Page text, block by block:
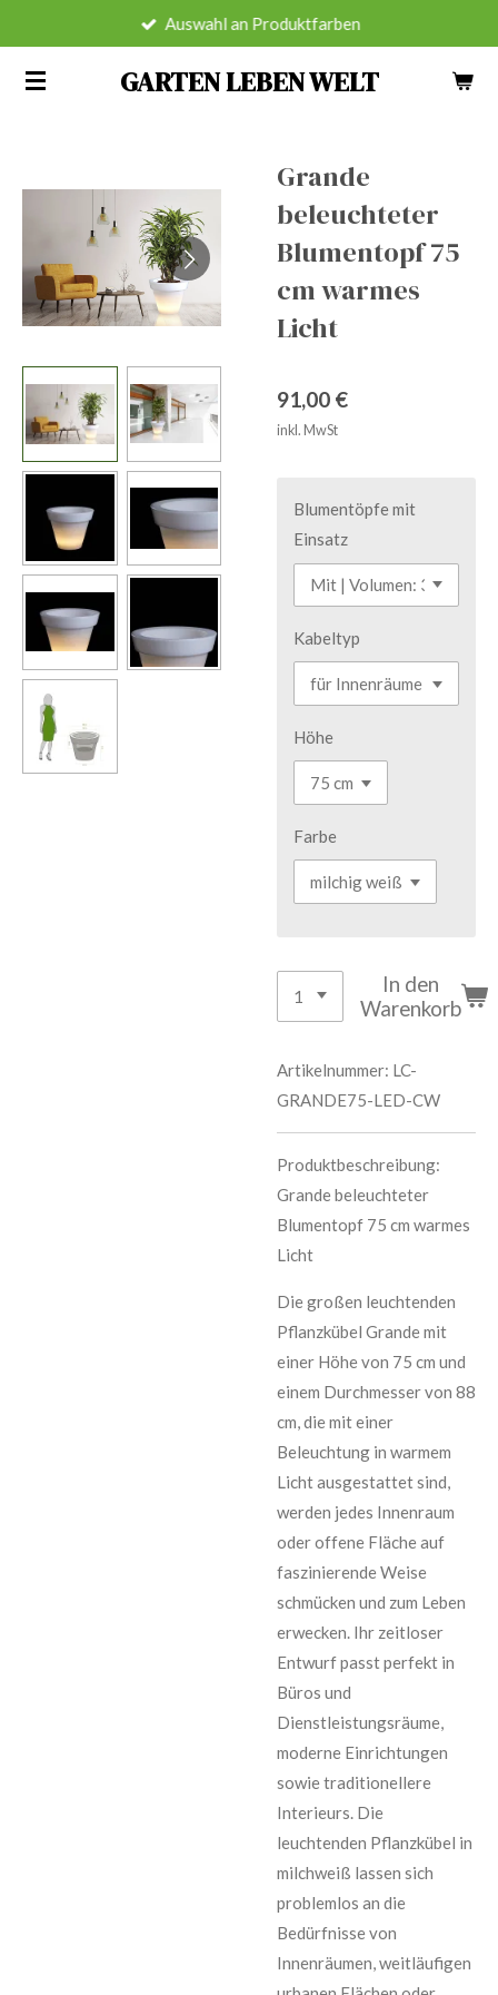
springen
GARTEN LEBEN WELT
Auswahl an Produktfarben
Grande
beleuchteter
Blumentopf 75
cm warmes
Licht
91,00 €
inkl. MwSt
Blumentöpfe mit
Einsatz
Kabeltyp
Höhe
Farbe
In den
Warenkorb
Artikelnummer: LC-
GRANDE75-LED-CW
Produktbeschreibung:
Grande beleuchteter
Blumentopf 75 cm warmes
Licht
Die großen leuchtenden
Pflanzkübel Grande mit
einer Höhe von 75 cm und
einem Durchmesser von 88
cm, die mit einer
Beleuchtung in warmem
Licht ausgestattet sind,
werden jedes Innenraum
oder offene Fläche auf
faszinierende Weise
schmücken und zum Leben
erwecken. Ihr zeitloser
Entwurf passt perfekt in
Büros und
Dienstleistungsräume,
moderne Einrichtungen
sowie traditionellere
Interieurs. Die
leuchtenden Pflanzkübel in
milchweiß lassen sich
problemlos an die
Bedürfnisse von
Innenräumen, weitläufigen